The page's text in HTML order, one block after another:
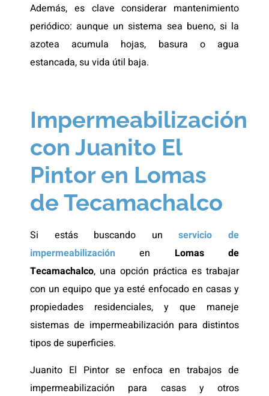
Además, es clave considerar mantenimiento
periódico: aunque un sistema sea bueno, si la
azotea acumula hojas, basura o agua
estancada, su vida útil baja.
Impermeabilización
con Juanito El
Pintor en Lomas
de Tecamachalco
Si estás buscando unservicio de
impermeabilización en Lomas de
Tecamachalco, una opción práctica es trabajar
con un equipo que ya esté enfocado en casas y
propiedades residenciales, y que maneje
sistemas de impermeabilización para distintos
tipos de superficies.
Juanito El Pintor se enfoca en trabajos de
impermeabilización para casas y otros